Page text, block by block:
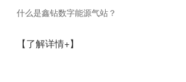
什么是鑫钻数字能源气站？
【了解详情+】